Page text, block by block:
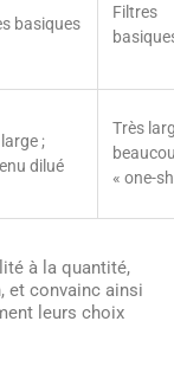
basiques
Filtres
;
dilué
Très
« one-
à la quantité,
et convainc ainsi
leurs choix